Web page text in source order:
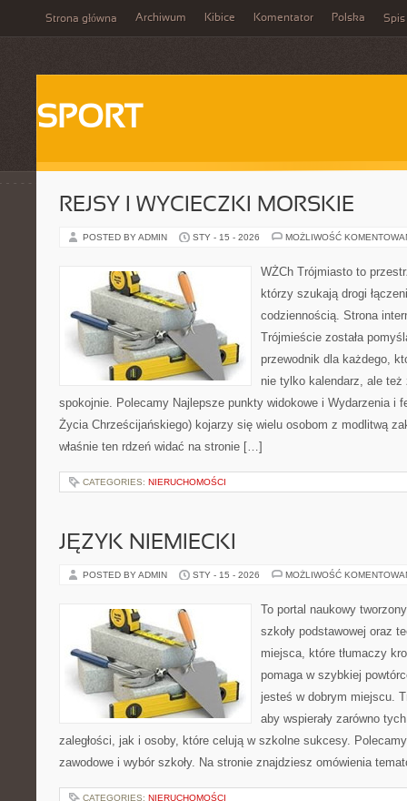
Strona główna Archiwum Kibice Komentator Polska Spis
SPORT
REJSY I WYCIECZKI MORSKIE
POSTED BY ADMIN STY - 15 - 2026 MOŻLIWOŚĆ
WŻCh Trójmiasto to
którzy szukają drogi
codziennością. Strona
Trójmieście została
przewodnik dla każdego,
nie tylko kalendarz, ale
spokojnie. Polecamy Najlepsze punkty widokowe i Wydarzenia i
Życia Chrześcijańskiego) kojarzy się wielu osobom z modlitwą
właśnie ten rdzeń widać na stronie […]
CATEGORIES: NIERUCHOMOŚCI
JĘZYK NIEMIECKI
POSTED BY ADMIN STY - 15 - 2026 MOŻLIWOŚĆ
To portal naukowy
szkoły podstawowej oraz
miejsca, które tłumaczy
pomaga w szybkiej
jesteś w dobrym miejscu.
aby wspierały zarówno
zaległości, jak i osoby, które celują w szkolne sukcesy.
zawodowe i wybór szkoły. Na stronie znajdziesz omówienia
CATEGORIES: NIERUCHOMOŚCI